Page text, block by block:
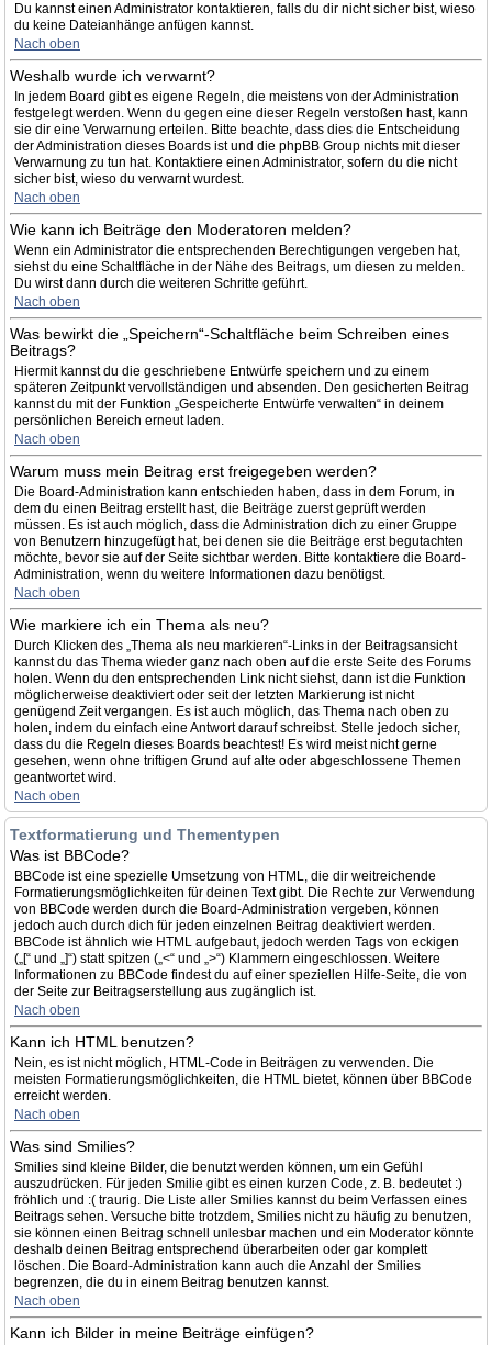
Du kannst einen Administrator kontaktieren, falls du dir nicht sicher bist, wieso
du keine Dateianhänge anfügen kannst.
Nach oben
Weshalb wurde ich verwarnt?
In jedem Board gibt es eigene Regeln, die meistens von der Administration
festgelegt werden. Wenn du gegen eine dieser Regeln verstoßen hast, kann
sie dir eine Verwarnung erteilen. Bitte beachte, dass dies die Entscheidung
der Administration dieses Boards ist und die phpBB Group nichts mit dieser
Verwarnung zu tun hat. Kontaktiere einen Administrator, sofern du die nicht
sicher bist, wieso du verwarnt wurdest.
Nach oben
Wie kann ich Beiträge den Moderatoren melden?
Wenn ein Administrator die entsprechenden Berechtigungen vergeben hat,
siehst du eine Schaltfläche in der Nähe des Beitrags, um diesen zu melden.
Du wirst dann durch die weiteren Schritte geführt.
Nach oben
Was bewirkt die „Speichern“-Schaltfläche beim Schreiben eines
Beitrags?
Hiermit kannst du die geschriebene Entwürfe speichern und zu einem
späteren Zeitpunkt vervollständigen und absenden. Den gesicherten Beitrag
kannst du mit der Funktion „Gespeicherte Entwürfe verwalten“ in deinem
persönlichen Bereich erneut laden.
Nach oben
Warum muss mein Beitrag erst freigegeben werden?
Die Board-Administration kann entschieden haben, dass in dem Forum, in
dem du einen Beitrag erstellt hast, die Beiträge zuerst geprüft werden
müssen. Es ist auch möglich, dass die Administration dich zu einer Gruppe
von Benutzern hinzugefügt hat, bei denen sie die Beiträge erst begutachten
möchte, bevor sie auf der Seite sichtbar werden. Bitte kontaktiere die Board-
Administration, wenn du weitere Informationen dazu benötigst.
Nach oben
Wie markiere ich ein Thema als neu?
Durch Klicken des „Thema als neu markieren“-Links in der Beitragsansicht
kannst du das Thema wieder ganz nach oben auf die erste Seite des Forums
holen. Wenn du den entsprechenden Link nicht siehst, dann ist die Funktion
möglicherweise deaktiviert oder seit der letzten Markierung ist nicht
genügend Zeit vergangen. Es ist auch möglich, das Thema nach oben zu
holen, indem du einfach eine Antwort darauf schreibst. Stelle jedoch sicher,
dass du die Regeln dieses Boards beachtest! Es wird meist nicht gerne
gesehen, wenn ohne triftigen Grund auf alte oder abgeschlossene Themen
geantwortet wird.
Nach oben
Textformatierung und Thementypen
Was ist BBCode?
BBCode ist eine spezielle Umsetzung von HTML, die dir weitreichende
Formatierungsmöglichkeiten für deinen Text gibt. Die Rechte zur Verwendung
von BBCode werden durch die Board-Administration vergeben, können
jedoch auch durch dich für jeden einzelnen Beitrag deaktiviert werden.
BBCode ist ähnlich wie HTML aufgebaut, jedoch werden Tags von eckigen
(„[“ und „]“) statt spitzen („<“ und „>“) Klammern eingeschlossen. Weitere
Informationen zu BBCode findest du auf einer speziellen Hilfe-Seite, die von
der Seite zur Beitragserstellung aus zugänglich ist.
Nach oben
Kann ich HTML benutzen?
Nein, es ist nicht möglich, HTML-Code in Beiträgen zu verwenden. Die
meisten Formatierungsmöglichkeiten, die HTML bietet, können über BBCode
erreicht werden.
Nach oben
Was sind Smilies?
Smilies sind kleine Bilder, die benutzt werden können, um ein Gefühl
auszudrücken. Für jeden Smilie gibt es einen kurzen Code, z. B. bedeutet :)
fröhlich und :( traurig. Die Liste aller Smilies kannst du beim Verfassen eines
Beitrags sehen. Versuche bitte trotzdem, Smilies nicht zu häufig zu benutzen,
sie können einen Beitrag schnell unlesbar machen und ein Moderator könnte
deshalb deinen Beitrag entsprechend überarbeiten oder gar komplett
löschen. Die Board-Administration kann auch die Anzahl der Smilies
begrenzen, die du in einem Beitrag benutzen kannst.
Nach oben
Kann ich Bilder in meine Beiträge einfügen?